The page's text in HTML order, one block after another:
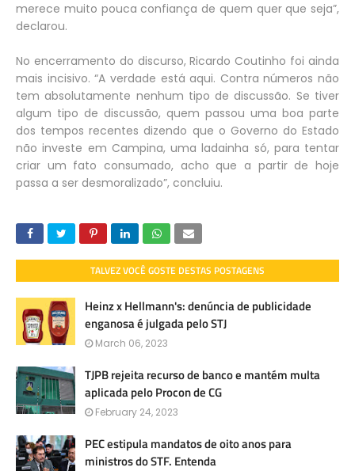
merece muito pouca confiança de quem quer que seja”,
declarou.
No encerramento do discurso, Ricardo Coutinho foi ainda
mais incisivo. “A verdade está aqui. Contra números não
tem absolutamente nenhum tipo de discussão. Se tiver
algum tipo de discussão, quem passou uma boa parte
dos tempos recentes dizendo que o Governo do Estado
não investe em Campina, uma ladainha só, para tentar
criar um fato consumado, acho que a partir de hoje
passa a ser desmoralizado”, concluiu.
TALVEZ VOCÊ GOSTE DESTAS POSTAGENS
Heinz x Hellmann's: denúncia de publicidade
enganosa é julgada pelo STJ
March 06, 2023
TJPB rejeita recurso de banco e mantém multa
aplicada pelo Procon de CG
February 24, 2023
PEC estipula mandatos de oito anos para
ministros do STF. Entenda